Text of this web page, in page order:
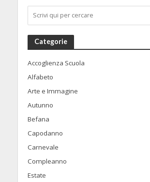
Categorie
Accoglienza Scuola
Alfabeto
Arte e Immagine
Autunno
Befana
Capodanno
Carnevale
Compleanno
Estate